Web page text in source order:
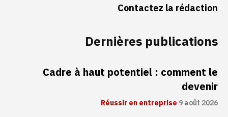
Contactez la rédaction
Dernières publications
Cadre à haut potentiel : comment le
devenir
Réussir en entreprise 9 août 2026